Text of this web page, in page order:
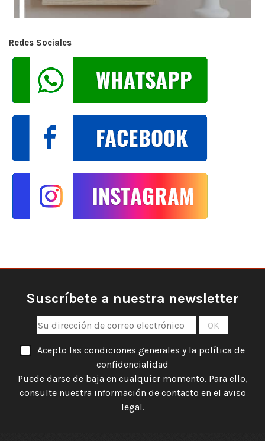
Redes Sociales
Suscríbete a nuestra newsletter
Acepto las condiciones generales y la política de
confidencialidad
Puede darse de baja en cualquier momento. Para ello,
consulte nuestra información de contacto en el aviso
legal.